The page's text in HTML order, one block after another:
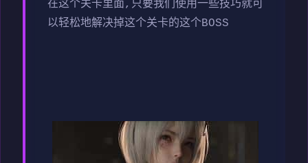
在这个关卡里面,只要我们使用一些技巧就可
以轻松地解决掉这个关卡的这个BOSS